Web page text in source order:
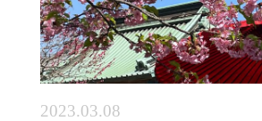
2023.03.08